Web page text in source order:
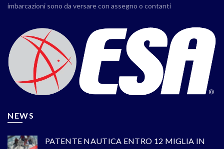
imbarcazioni sono da versare con assegno o contanti
NEWS
PATENTE NAUTICA ENTRO 12 MIGLIA IN